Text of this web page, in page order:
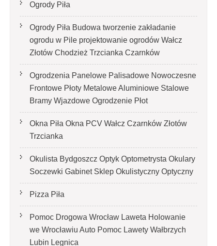
Ogrody Piła
Ogrody Piła Budowa tworzenie zakładanie
ogrodu w Pile projektowanie ogrodów Wałcz
Złotów Chodzież Trzcianka Czarnków
Ogrodzenia Panelowe Palisadowe Nowoczesne
Frontowe Płoty Metalowe Aluminiowe Stalowe
Bramy Wjazdowe Ogrodzenie Płot
Okna Piła Okna PCV Wałcz Czarnków Złotów
Trzcianka
Okulista Bydgoszcz Optyk Optometrysta Okulary
Soczewki Gabinet Sklep Okulistyczny Optyczny
Pizza Piła
Pomoc Drogowa Wrocław Laweta Holowanie
we Wrocławiu Auto Pomoc Lawety Wałbrzych
Lubin Legnica